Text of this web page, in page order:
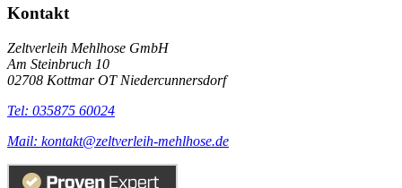
Kontakt
Zeltverleih Mehlhose GmbH
Am Steinbruch 10
02708 Kottmar OT Niedercunnersdorf
Tel: 035875 60024
Mail: kontakt@zeltverleih-mehlhose.de